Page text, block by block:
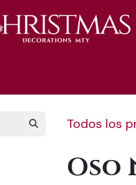
Todos los
Oso